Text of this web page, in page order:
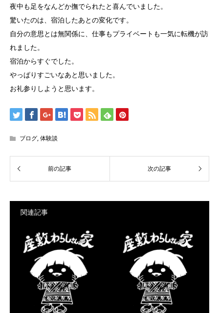
夜中も足をなんどか撫でられたと喜んでいました。
驚いたのは、宿泊したあとの変化です。
自分の意思とは無関係に、仕事もプライベートも一気に転機が訪
れました。
宿泊からすぐでした。
やっぱりすごいなあと思いました。
お礼参りしようと思います。
ブログ,体験談
関連記事